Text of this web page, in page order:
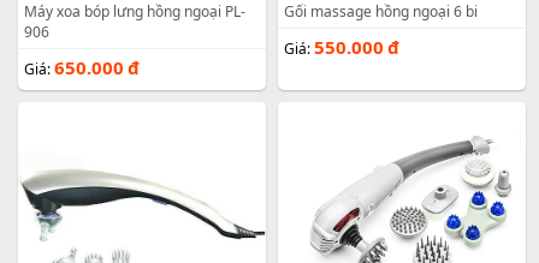
Máy xoa bóp lưng hồng ngoại PL-
906
Giá:650.000 đ
Gối massage hồng ngoại 6 bi
Giá:550.000 đ